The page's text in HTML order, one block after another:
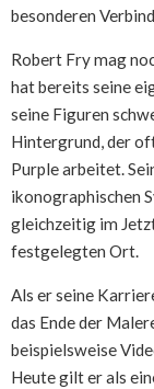
besonderen
Robert Fry mag
hat bereits seine
seine Figuren
Hintergrund, der
Purple arbeitet.
ikonographischen
gleichzeitig im
festgelegten Ort.
Als er seine
das Ende der
beispielsweise
Heute gilt er als